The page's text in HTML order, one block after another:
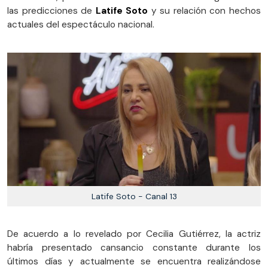
las predicciones de Latife Soto y su relación con hechos
actuales del espectáculo nacional.
Latife Soto - Canal 13
De acuerdo a lo revelado por Cecilia Gutiérrez, la actriz
habría presentado cansancio constante durante los
últimos días y actualmente se encuentra realizándose